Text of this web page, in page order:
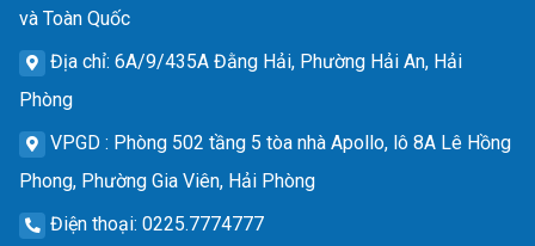
và Toàn Quốc
Địa chỉ: 6A/9/435A Đằng Hải, Phường Hải An, Hải
Phòng
VPGD : Phòng 502 tầng 5 tòa nhà Apollo, lô 8A Lê Hồng
Phong, Phường Gia Viên, Hải Phòng
Điện thoại: 0225.7774777